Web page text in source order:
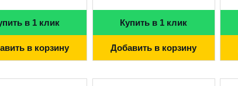
в 1 клик
в корзину
Купить в 1 клик
Добавить в корзину